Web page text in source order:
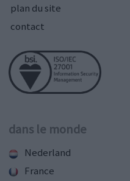
plan du site
contact
dans le monde
Nederland
France